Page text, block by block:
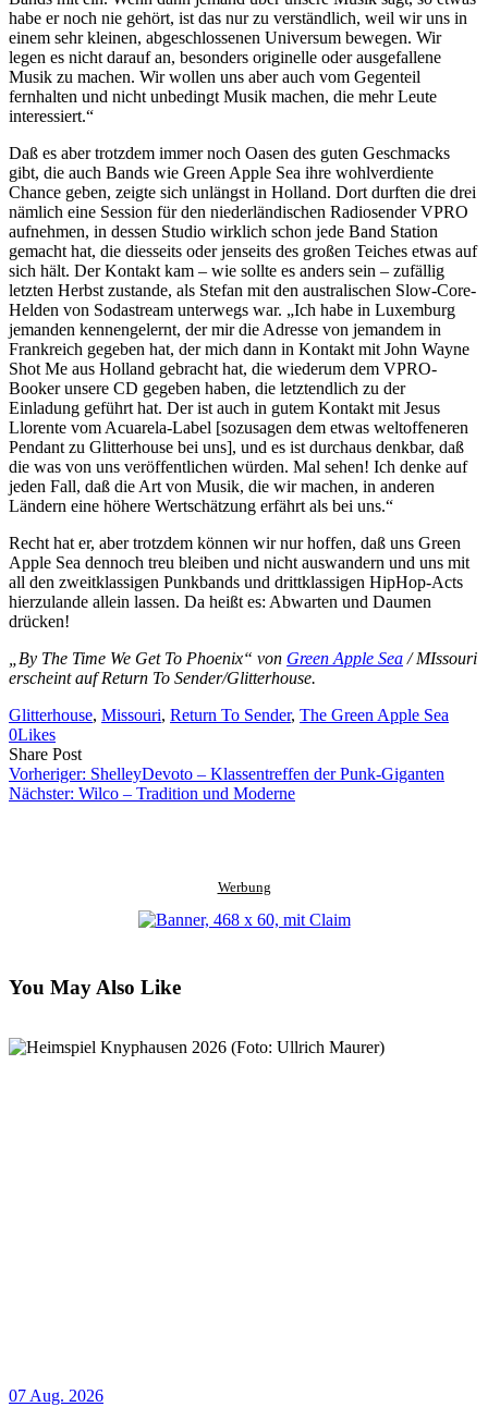
habe er noch nie gehört, ist das nur zu verständlich, weil wir uns in
einem sehr kleinen, abgeschlossenen Universum bewegen. Wir
legen es nicht darauf an, besonders originelle oder ausgefallene
Musik zu machen. Wir wollen uns aber auch vom Gegenteil
fernhalten und nicht unbedingt Musik machen, die mehr Leute
interessiert.“
Daß es aber trotzdem immer noch Oasen des guten Geschmacks
gibt, die auch Bands wie Green Apple Sea ihre wohlverdiente
Chance geben, zeigte sich unlängst in Holland. Dort durften die drei
nämlich eine Session für den niederländischen Radiosender VPRO
aufnehmen, in dessen Studio wirklich schon jede Band Station
gemacht hat, die diesseits oder jenseits des großen Teiches etwas auf
sich hält. Der Kontakt kam – wie sollte es anders sein – zufällig
letzten Herbst zustande, als Stefan mit den australischen Slow-Core-
Helden von Sodastream unterwegs war. „Ich habe in Luxemburg
jemanden kennengelernt, der mir die Adresse von jemandem in
Frankreich gegeben hat, der mich dann in Kontakt mit John Wayne
Shot Me aus Holland gebracht hat, die wiederum dem VPRO-
Booker unsere CD gegeben haben, die letztendlich zu der
Einladung geführt hat. Der ist auch in gutem Kontakt mit Jesus
Llorente vom Acuarela-Label [sozusagen dem etwas weltoffeneren
Pendant zu Glitterhouse bei uns], und es ist durchaus denkbar, daß
die was von uns veröffentlichen würden. Mal sehen! Ich denke auf
jeden Fall, daß die Art von Musik, die wir machen, in anderen
Ländern eine höhere Wertschätzung erfährt als bei uns.“
Recht hat er, aber trotzdem können wir nur hoffen, daß uns Green
Apple Sea dennoch treu bleiben und nicht auswandern und uns mit
all den zweitklassigen Punkbands und drittklassigen HipHop-Acts
hierzulande allein lassen. Da heißt es: Abwarten und Daumen
drücken!
„By The Time We Get To Phoenix“ von Green Apple Sea / MIssouri
erscheint auf Return To Sender/Glitterhouse.
Glitterhouse, Missouri, Return To Sender, The Green Apple Sea
0Likes
Share PostShare
on
Facebook
Copy
URL
to
Send
Link
via
Vorheriger: ShelleyDevoto – Klassentreffen der Punk-Giganten
Nächster: Wilco – Tradition und Moderne
Werbung
You May Also Like
07 Aug. 2026